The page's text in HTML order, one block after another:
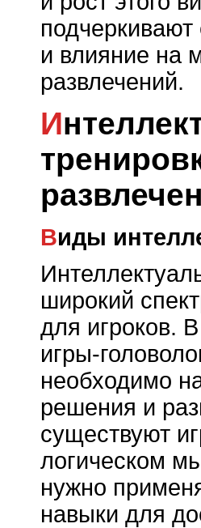
и влияние на
развлечений.
Интеллектуальные игры:
Виды
широкий
для игроков.
игры-
необходимо
решения и
существуют
логическом
нужно
навыки для